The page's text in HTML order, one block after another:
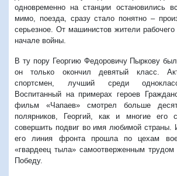
одновременно на станции остановились
мимо, поезда, сразу стало понятно –
серьезное. От машинистов жители
начале войны.
В ту пору Георгию Федоровичу Пыркову
он только окончил девятый класс.
спортсмен, лучший среди
Воспитанный на примерах героев
фильм «Чапаев» смотрел больше
полярников, Георгий, как и многие его
совершить подвиг во имя любимой страны.
его линия фронта прошла по цехам
«гвардеец тыла» самоотверженным
Победу.